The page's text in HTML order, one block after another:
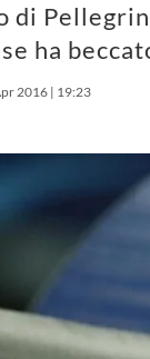
di
ha
2016 | 19:23